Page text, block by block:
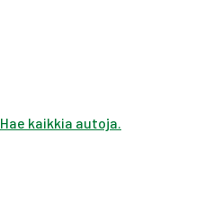
Hae kaikkia autoja.